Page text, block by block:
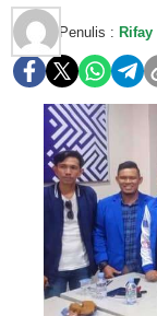
Penulis : Rifay